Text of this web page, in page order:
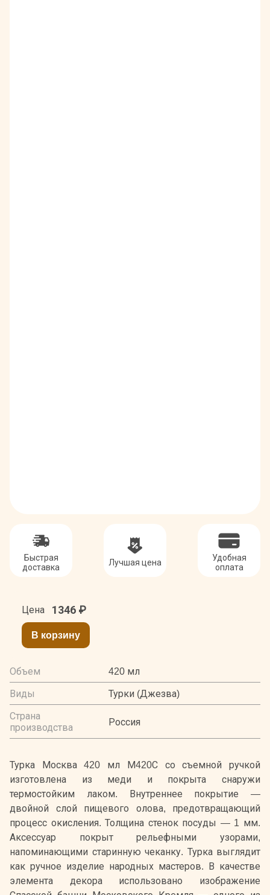
Быстрая
доставка
Лучшая цена
Удобная
оплата
Цена 1346 ₽
В корзину
Объем
420 мл
Виды
Турки (Джезва)
Страна
производства
Россия
Турка Москва 420 мл М420С со съемной ручкой
изготовлена из меди и покрыта снаружи
термостойким лаком. Внутреннее покрытие —
двойной слой пищевого олова, предотвращающий
процесс окисления. Толщина стенок посуды — 1 мм.
Аксессуар покрыт рельефными узорами,
напоминающими старинную чеканку. Турка выглядит
как ручное изделие народных мастеров. В качестве
элемента декора использовано изображение